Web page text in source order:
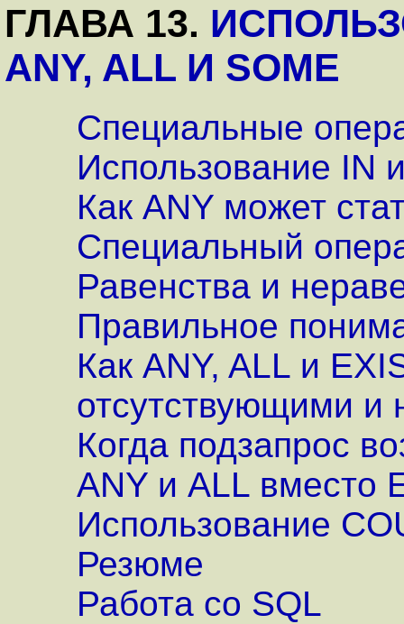
ГЛАВА 13.
ANY, ALL И SOME
Специальные
Использование IN
Как ANY может
Специальный
Равенства и
Правильное
Как ANY, ALL и
отсутствующими и
Когда подзапрос
ANY и ALL вместо
Использование
Резюме
Работа со SQL